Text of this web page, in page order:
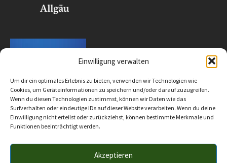
Einwilligung verwalten
Um dir ein optimales Erlebnis zu bieten, verwenden wir Technologien wie
Cookies, um Geräteinformationen zu speichern und/oder darauf zuzugreifen.
Wenn du diesen Technologien zustimmst, können wir Daten wie das
Surfverhalten oder eindeutige IDs auf dieser Website verarbeiten. Wenn du deine
Einwilligung nicht erteilst oder zurückziehst, können bestimmte Merkmale und
Funktionen beeinträchtigt werden.
Akzeptieren
Datenschutz